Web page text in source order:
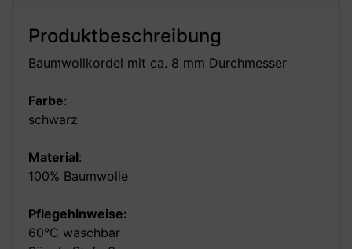
Produktbeschreibung
Baumwollkordel mit ca. 8 mm Durchmesser
Farbe:
schwarz
Material:
100% Baumwolle
Pflegehinweise:
60°C waschbar